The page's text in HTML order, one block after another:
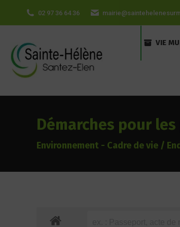
principal
02 97 36 64 36
VIE
Démarches pour
Environnement - Cadre de vie /